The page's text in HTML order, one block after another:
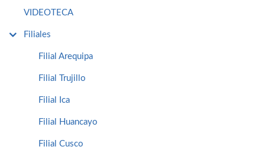
VIDEOTECA
Filiales
Filial Arequipa
Filial Trujillo
Filial Ica
Filial Huancayo
Filial Cusco